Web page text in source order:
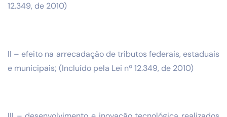
12.349, de 2010)
II – efeito na arrecadação de tributos federais, estaduais
e municipais; (Incluído pela Lei nº 12.349, de 2010)